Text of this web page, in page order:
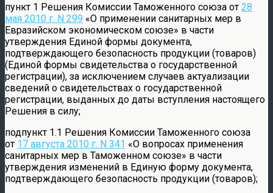
пункт 1 Решения Комиссии Таможенного союза от 28
мая 2010 г. N 299 «О применении санитарных мер в
Евразийском экономическом союзе» в части
утверждения Единой формы документа,
подтверждающего безопасность продукции (товаров)
(Единой формы свидетельства о государственной
регистрации), за исключением случаев актуализации
сведений о свидетельствах о государственной
регистрации, выданных до даты вступления настоящего
Решения в силу;
подпункт 1.1 Решения Комиссии Таможенного союза
от 17 августа 2010 г. N 341 «О вопросах применения
санитарных мер в Таможенном союзе» в части
утверждения изменений в Единую форму документа,
подтверждающего безопасность продукции (товаров);